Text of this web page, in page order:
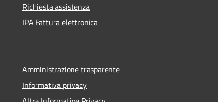
Richiesta assistenza
IPA Fattura elettronica
Amministrazione trasparente
Informativa privacy